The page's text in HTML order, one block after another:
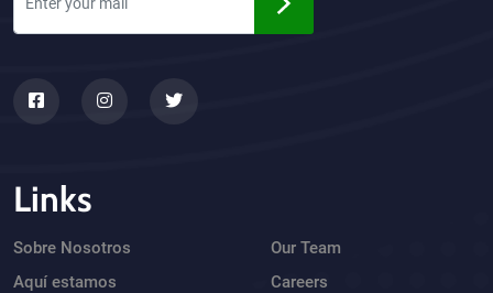
Links
Sobre Nosotros
Aquí estamos
Our Team
Careers